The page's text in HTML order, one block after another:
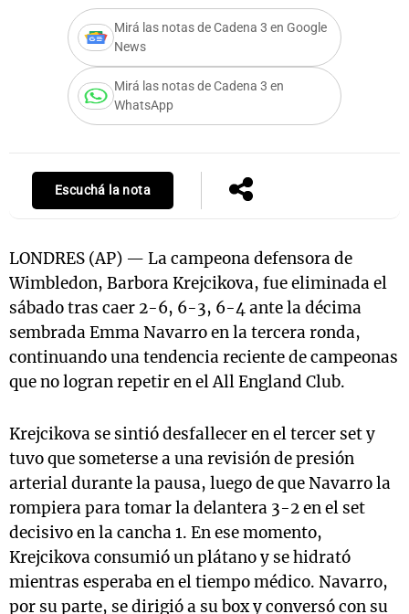
Mirá las notas de Cadena 3 en Google
News
Mirá las notas de Cadena 3 en
WhatsApp
Escuchá la nota
LONDRES (AP) — La campeona defensora de
Wimbledon, Barbora Krejcikova, fue eliminada el
sábado tras caer 2-6, 6-3, 6-4 ante la décima
sembrada Emma Navarro en la tercera ronda,
continuando una tendencia reciente de campeonas
que no logran repetir en el All England Club.
Krejcikova se sintió desfallecer en el tercer set y
tuvo que someterse a una revisión de presión
arterial durante la pausa, luego de que Navarro la
rompiera para tomar la delantera 3-2 en el set
decisivo en la cancha 1. En ese momento,
Krejcikova consumió un plátano y se hidrató
mientras esperaba en el tiempo médico. Navarro,
por su parte, se dirigió a su box y conversó con su
Notas
Mundial 2026
La Sole en
Cadena 3